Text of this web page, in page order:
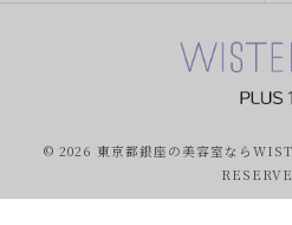
© 2026 東京都銀座の美容室なら